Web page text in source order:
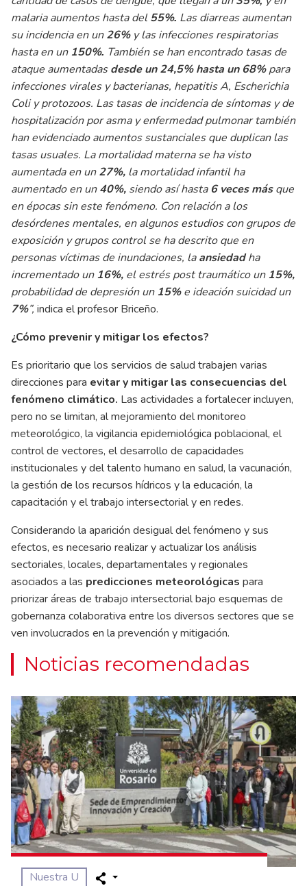
malaria aumentos hasta del 55%. Las diarreas aumentan
su incidencia en un 26% y las infecciones respiratorias
hasta en un150%. También se han encontrado tasas de
ataque aumentadas desde un 24,5% hasta un 68% para
infecciones virales y bacterianas, hepatitis A, Escherichia
Coli y protozoos. Las tasas de incidencia de síntomas y de
hospitalización por asma y enfermedad pulmonar también
han evidenciado aumentos sustanciales que duplican las
tasas usuales. La mortalidad materna se ha visto
aumentada en un 27%, la mortalidad infantil ha
aumentado en un 40%, siendo así hasta 6 veces más que
en épocas sin este fenómeno. Con relación a los
desórdenes mentales, en algunos estudios con grupos de
exposición y grupos control se ha descrito que en
personas víctimas de inundaciones, la ansiedadha
incrementado un16%, el estrés post traumático un15%,
probabilidad de depresión un15%e ideación suicidad un
7%”, indica el profesor Briceño.
¿Cómo prevenir y mitigar los efectos?
Es prioritario que los servicios de salud trabajen varias
direcciones para evitar y mitigar las consecuencias del
fenómeno climático. Las actividades a fortalecer incluyen,
pero no se limitan, al mejoramiento del monitoreo
meteorológico, la vigilancia epidemiológica poblacional, el
control de vectores, el desarrollo de capacidades
institucionales y del talento humano en salud, la vacunación,
la gestión de los recursos hídricos y la educación, la
capacitación y el trabajo intersectorial y en redes.
Considerando la aparición desigual del fenómeno y sus
efectos, es necesario realizar y actualizar los análisis
sectoriales, locales, departamentales y regionales
asociados a las predicciones meteorológicas para
priorizar áreas de trabajo intersectorial bajo esquemas de
gobernanza colaborativa entre los diversos sectores que se
ven involucrados en la prevención y mitigación.
Noticias recomendadas
Nuestra U